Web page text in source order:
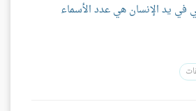
يد الإنسان هي عدد الأسماء